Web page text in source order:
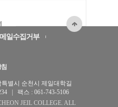
일수집거부
별시 순천시 제일대학길
| 팩스 : 061-743-5106
JEIL COLLEGE. ALL